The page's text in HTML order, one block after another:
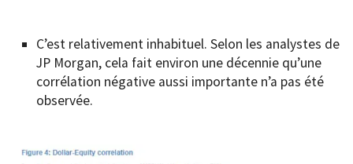
C’est relativement inhabituel. Selon les analystes de
JP Morgan, cela fait environ une décennie qu’une
corrélation négative aussi importante n’a pas été
observée.